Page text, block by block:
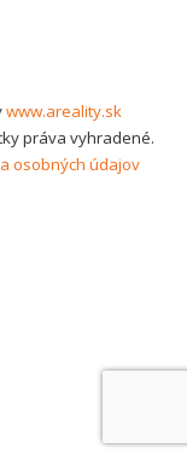
www.areality.sk
práva vyhradené.
osobných údajov